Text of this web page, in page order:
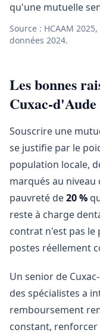
qu'une mutuelle
Source : HCAAM 2025,
données 2024.
Les bonnes
Cuxac-d'Aude
Souscrire une
se justifie par le
population locale,
marqués au
pauvreté de20 %
reste à charge
contrat n'est pas le
postes réellement
Un senior de
des spécialistes a
remboursement
constant,